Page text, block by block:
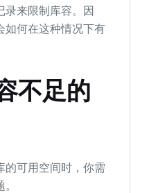
录来限制库容。因
如何在这种情况下有
不足的
的可用空间时，你需